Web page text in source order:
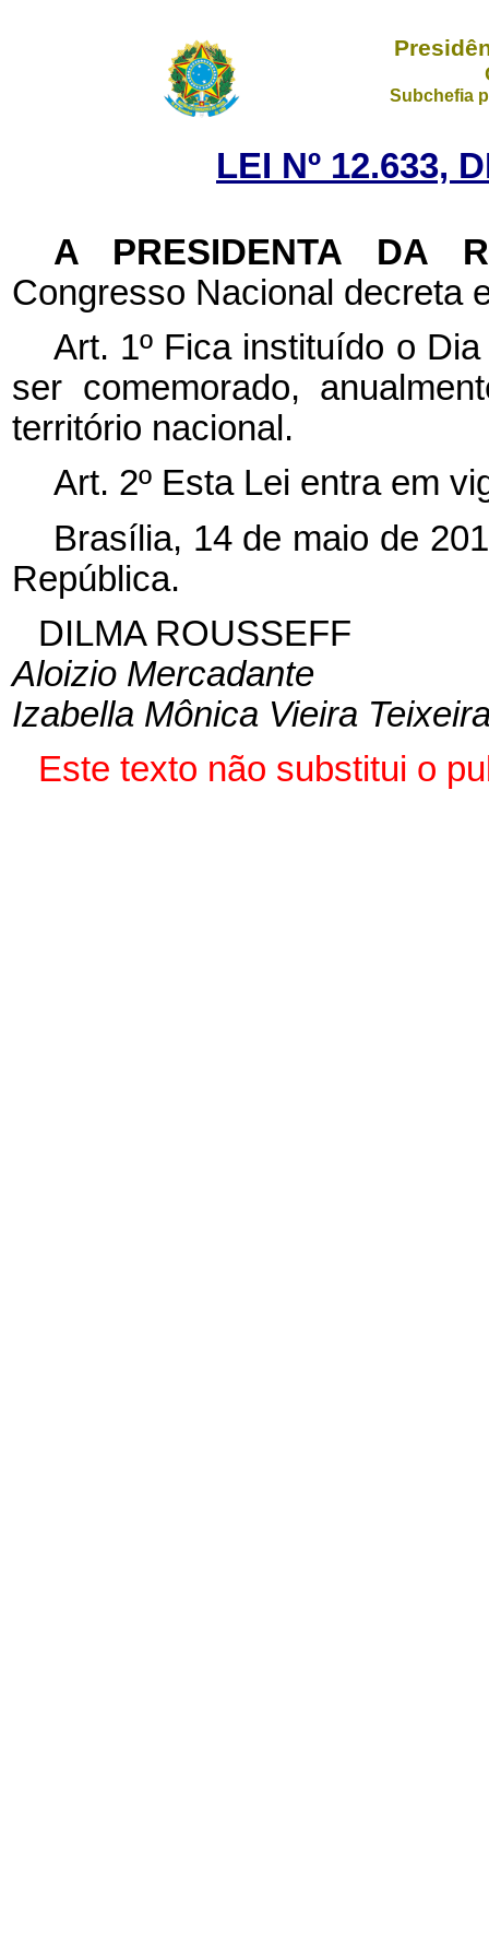
Subchefia
LEI Nº 12.633,
A PRESIDENTA DA
Congresso Nacional decreta
Art. 1º Fica instituído o
ser comemorado,
território nacional.
Art. 2º Esta Lei entra em
Brasília, 14 de maio de
República.
DILMA ROUSSEFF
Aloizio Mercadante
Izabella Mônica Vieira
Este texto não substitui o